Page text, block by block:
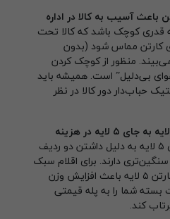
باعث آسیب به کالا در اداره
قدری کوچک باشد که کالا تحت
کارتن مماس شود (بدون
منظور از کوچک کردن
بی‌دلیل” است. همیشه باید
حباب‌دار دور کالا در نظر
۴. تاثیر استفاده از کارتن ۳ لایه به جای ۵ لایه در هزینه
کارتن‌های ۵ لایه به دلیل داشتن دو ردیف
دارند. برای اقلام سبک
(زیر ۳ کیلوگرم) استفاده از کارتن ۵ لایه باعث افزایش وزن
شما را به پله قیمتی
کند.